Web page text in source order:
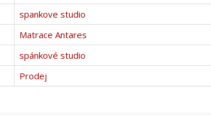
spankove studio
Matrace Antares
spánkové studio
Prodej